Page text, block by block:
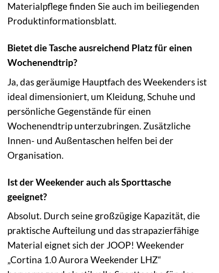
Materialpflege finden Sie auch im beiliegenden
Produktinformationsblatt.
Bietet die Tasche ausreichend Platz für einen
Wochenendtrip?
Ja, das geräumige Hauptfach des Weekenders ist
ideal dimensioniert, um Kleidung, Schuhe und
persönliche Gegenstände für einen
Wochenendtrip unterzubringen. Zusätzliche
Innen- und Außentaschen helfen bei der
Organisation.
Ist der Weekender auch als Sporttasche
geeignet?
Absolut. Durch seine großzügige Kapazität, die
praktische Aufteilung und das strapazierfähige
Material eignet sich der JOOP! Weekender
„Cortina 1.0 Aurora Weekender LHZ“